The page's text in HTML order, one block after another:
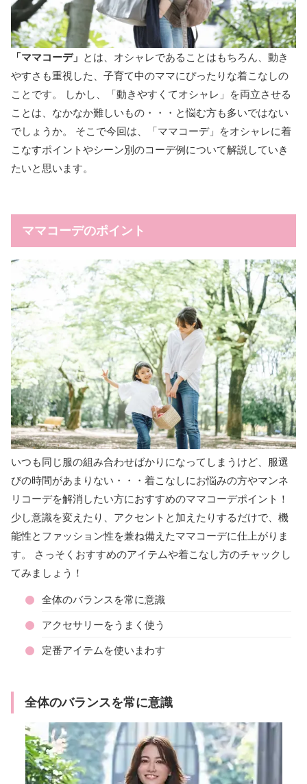
「ママコーデ」 とは、オシャレであることはもちろん、動き
やすさも重視した、子育て中のママにぴったりな着こなしの
ことです。 しかし、「動きやすくてオシャレ」を両立させる
ことは、なかなか難しいもの・・・と悩む方も多いではない
でしょうか。 そこで今回は、「ママコーデ」をオシャレに着
こなすポイントやシーン別のコーデ例について解説していき
たいと思います。
ママコーデのポイント
いつも同じ服の組み合わせばかりになってしまうけど、服選
びの時間があまりない・・・着こなしにお悩みの方やマンネ
リコーデを解消したい方におすすめのママコーデポイント！
少し意識を変えたり、アクセントと加えたりするだけで、機
能性とファッション性を兼ね備えたママコーデに仕上がりま
す。 さっそくおすすめのアイテムや着こなし方のチャックし
てみましょう！
全体のバランスを常に意識
アクセサリーをうまく使う
定番アイテムを使いまわす
全体のバランスを常に意識